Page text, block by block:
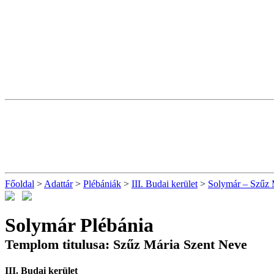
Főoldal > Adattár> Plébániák > III. Budai kerület > Solymár – Szűz
Solymár Plébánia
Templom titulusa: Szűz Mária Szent Neve
III. Budai kerület